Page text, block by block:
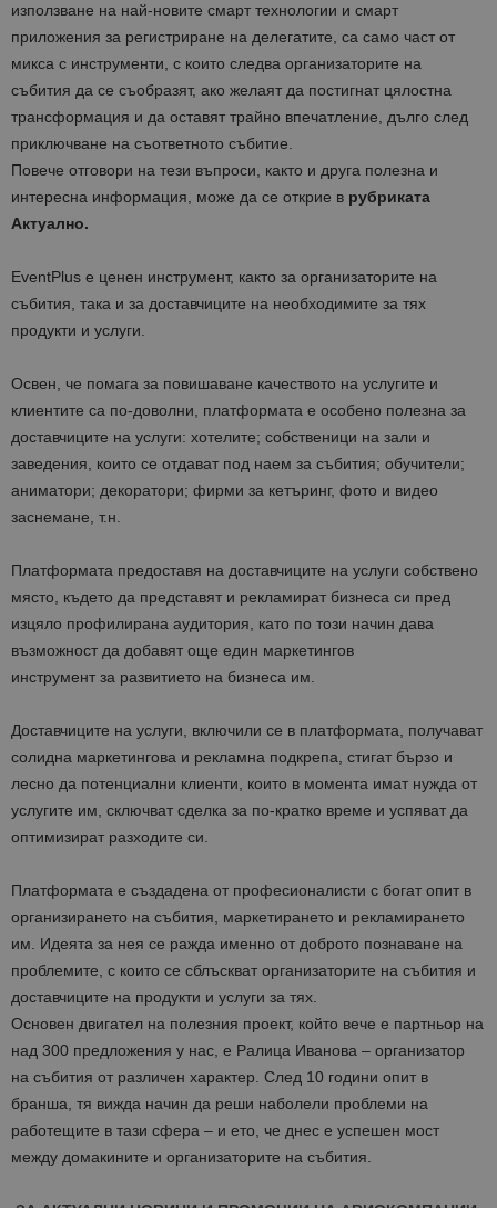
използване на най-новите смарт технологии и смарт
приложения за регистриране на делегатите, са само част от
микса с инструменти, с които следва организаторите на
събития да се съобразят, ако желаят да постигнат цялостна
трансформация и да оставят трайно впечатление, дълго след
приключване на съответното събитие.
Повече отговори на тези въпроси, както и друга полезна и
интересна информация, може да се открие в рубриката
Актуално.
EventPlus е ценен инструмент, както за организаторите на
събития, така и за доставчиците на необходимите за тях
продукти и услуги.
Освен, че помага за повишаване качеството на услугите и
клиентите са по-доволни, платформата е особено полезна за
доставчиците на услуги: хотелите; собственици на зали и
заведения, които се отдават под наем за събития; обучители;
аниматори; декоратори; фирми за кетъринг, фото и видео
заснемане, т.н.
Платформата предоставя на доставчиците на услуги собствено
място, където да представят и рекламират бизнеса си пред
изцяло профилирана аудитория, като по този начин дава
възможност да добавят още един маркетингов
инструмент за развитието на бизнеса им.
Доставчиците на услуги, включили се в платформата, получават
солидна маркетингова и рекламна подкрепа, стигат бързо и
лесно да потенциални клиенти, които в момента имат нужда от
услугите им, сключват сделка за по-кратко време и успяват да
оптимизират разходите си.
Платформата е създадена от професионалисти с богат опит в
организирането на събития, маркетирането и рекламирането
им. Идеята за нея се ражда именно от доброто познаване на
проблемите, с които се сблъскват организаторите на събития и
доставчиците на продукти и услуги за тях.
Основен двигател на полезния проект, който вече е партньор на
над 300 предложения у нас, е Ралица Иванова – организатор
на събития от различен характер. След 10 години опит в
бранша, тя вижда начин да реши наболели проблеми на
работещите в тази сфера – и ето, че днес е успешен мост
между домакините и организаторите на събития.